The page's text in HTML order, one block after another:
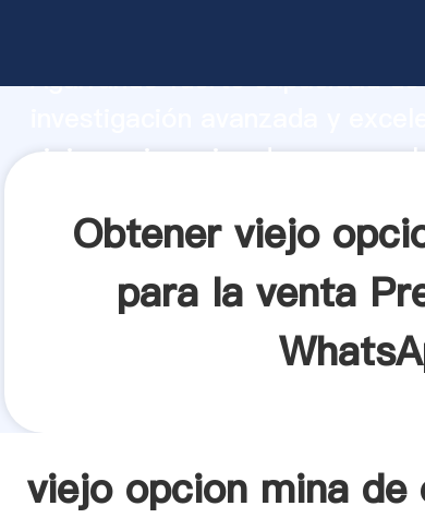
Agarrando fuerte capacidad
viejo opcion mina de oro para
Obtener viejo
para la venta
viejo opcion mina